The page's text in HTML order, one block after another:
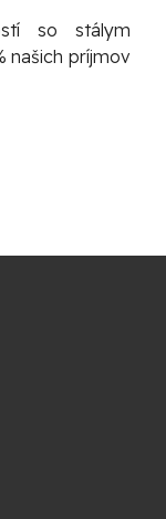
so stálym
našich príjmov